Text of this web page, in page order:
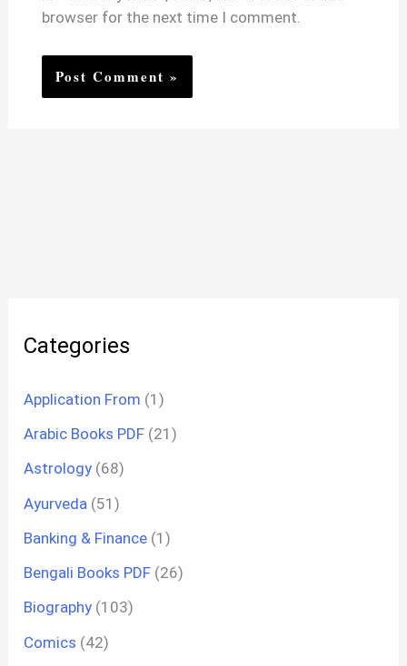
browser for the next time I comment.
Categories
Application From (1)
Arabic Books PDF (21)
Astrology (68)
Ayurveda (51)
Banking & Finance (1)
Bengali Books PDF (26)
Biography (103)
Comics (42)